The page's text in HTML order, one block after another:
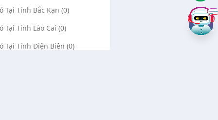
Tại Tỉnh Bắc Kạn (0)
Tại Tỉnh Lào Cai (0)
Tại Tỉnh Điện Biên (0)